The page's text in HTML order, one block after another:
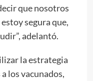
que nosotros
segura que,
adelantó.
la estrategia
los vacunados,